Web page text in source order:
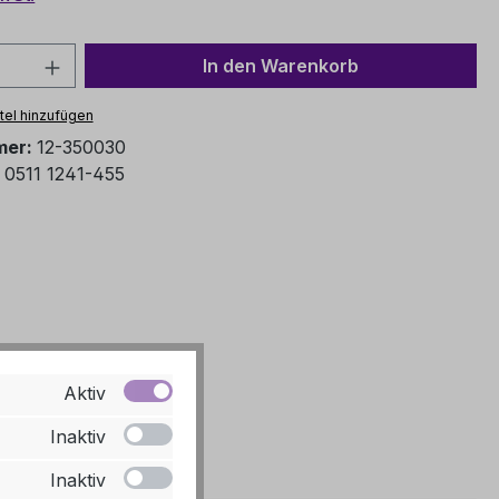
Gib den gewünschten Wert
In den Warenkorb
hinzufügen
12-350030
0511 1241-455
Aktiv
Inaktiv
Inaktiv